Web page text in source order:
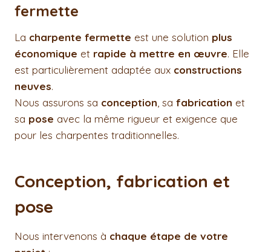
fermette
La charpente fermette est une solution plus
économique et rapide à mettre en œuvre. Elle
est particulièrement adaptée aux constructions
neuves.
Nous assurons sa conception , sa fabrication et
sa pose avec la même rigueur et exigence que
pour les charpentes traditionnelles.
Conception, fabrication et
pose
Nous intervenons à chaque étape de votre